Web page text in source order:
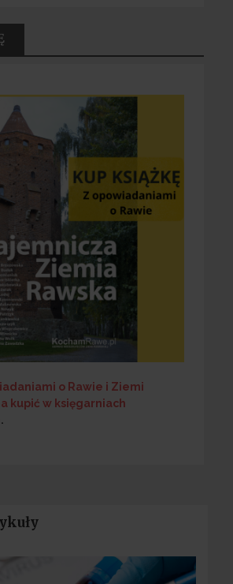
o Rawie i Ziemi
kupić w księgarniach
.